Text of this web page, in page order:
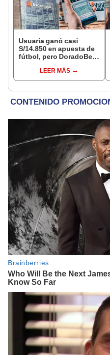
Usuaria ganó casi
S/14.850 en apuesta de
fútbol, pero DoradoBet
Indecopi multó a la
empresa con más de S/
LEER MÁS